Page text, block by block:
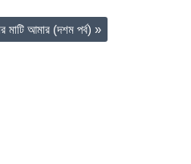
মাটি আমার (দশম পর্ব) »